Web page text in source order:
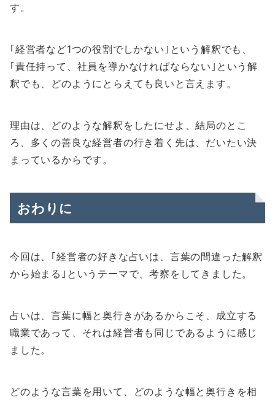
す。
｢経営者など1つの役割でしかない｣という解釈でも、
｢責任持って、社員を導かなければならない｣という解
釈でも、どのようにとらえても良いと言えます。
理由は、どのような解釈をしたにせよ、結局のとこ
ろ、多くの善良な経営者の行き着く先は、だいたい決
まっているからです。
おわりに
今回は、｢経営者の好きな占いは、言葉の間違った解釈
から始まる｣というテーマで、考察をしてきました。
占いは、言葉に幅と奥行きがあるからこそ、成立する
職業であって、それは経営者も同じであるように感じ
ました。
どのような言葉を用いて、どのような幅と奥行きを相